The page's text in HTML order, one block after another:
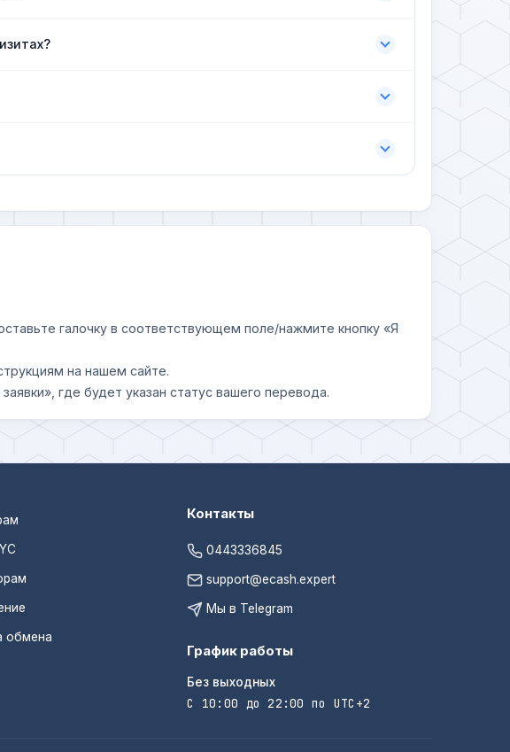
галочку в соответствующем поле/нажмите кнопку «Я
на нашем сайте.
где будет указан статус вашего перевода.
обмена
Контакты
0443336845
support@ecash.expert
Мы в Telegram
График работы
Без выходных
С 10:00 до 22:00 по UTC+2